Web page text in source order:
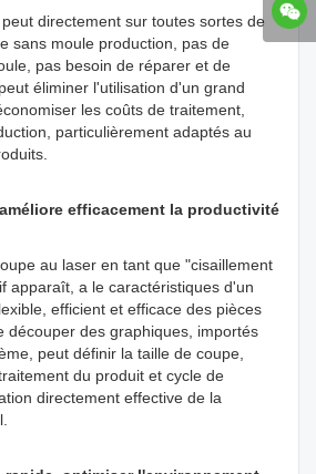
directement sur toutes sortes de
sans moule production, pas de
pas besoin de réparer et de
éliminer l'utilisation d'un grand
les coûts de traitement,
particulièrement adaptés au
efficacement la productivité
au laser en tant que "cisaillement
apparaît, a le caractéristiques d'un
efficient et efficace des pièces
découper des graphiques, importés
peut définir la taille de coupe,
du produit et cycle de
directement effective de la